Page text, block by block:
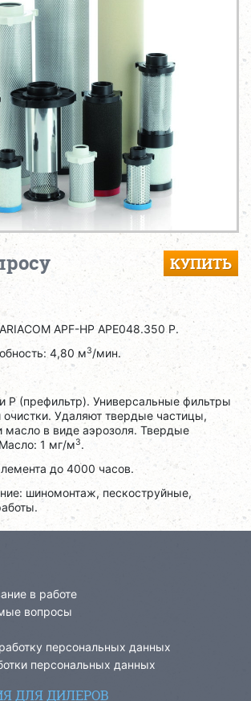
КУПИТЬ
APF-HP APE048.350 P.
4,80 м3/мин.
P (префильтр). Универсальные фильтры
очистки. Удаляют твердые частицы,
масло в виде аэрозоля. Твердые
1 мг/м3.
до 4000 часов.
шиномонтаж, пескоструйные,
в работе
вопросы
персональных данных
персональных данных
ДЛЯ ДИЛЕРОВ